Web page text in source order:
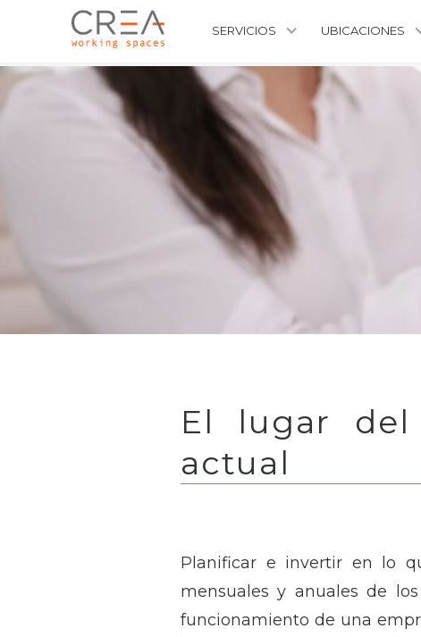
SERVICIOS UBICACIONES
El lugar
actual
Planificar e invertir en lo
mensuales y anuales de
funcionamiento de una